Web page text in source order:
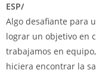
ESP/
Algo desafiante para
lograr un objetivo en
trabajamos en
hiciera encontrar la